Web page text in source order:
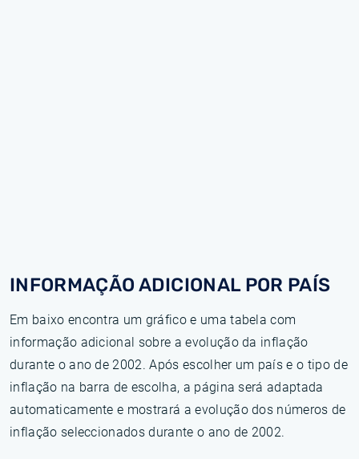
INFORMAÇÃO ADICIONAL POR PAÍS
Em baixo encontra um gráfico e uma tabela com
informação adicional sobre a evolução da inflação
durante o ano de 2002. Após escolher um país e o tipo de
inflação na barra de escolha, a página será adaptada
automaticamente e mostrará a evolução dos números de
inflação seleccionados durante o ano de 2002.